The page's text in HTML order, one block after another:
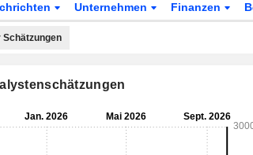
Unternehmen Finanzen
Schätzungen